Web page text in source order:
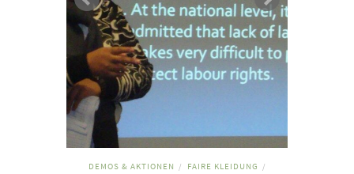
DEMOS & AKTIONEN / FAIRE KLEIDUNG /